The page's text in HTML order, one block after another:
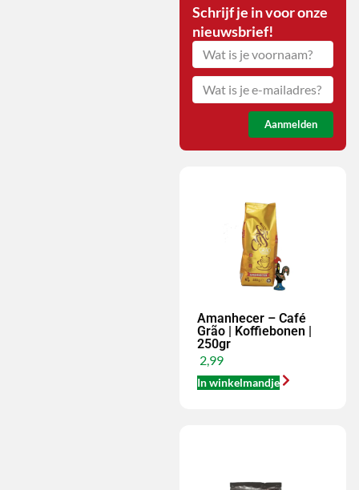
Schrijf je in voor onze
nieuwsbrief!
Aanmelden
Amanhecer – Café
Grão | Koffiebonen |
250gr
2,99
In winkelmandje